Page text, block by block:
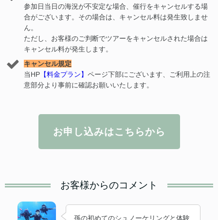
参加日当日の海況が不安定な場合、催行をキャンセルする場
合がございます。その場合は、キャンセル料は発生致しませ
ん。
ただし、お客様のご判断でツアーをキャンセルされた場合は
キャンセル料が発生します。
キャンセル規定
当HP 【料金プラン】ページ下部にございます、ご利用上の注
意部分より事前に確認お願いいたします。
お申し込みはこちらから
お客様からのコメント
孫の初めてのシュノーケリングと体験